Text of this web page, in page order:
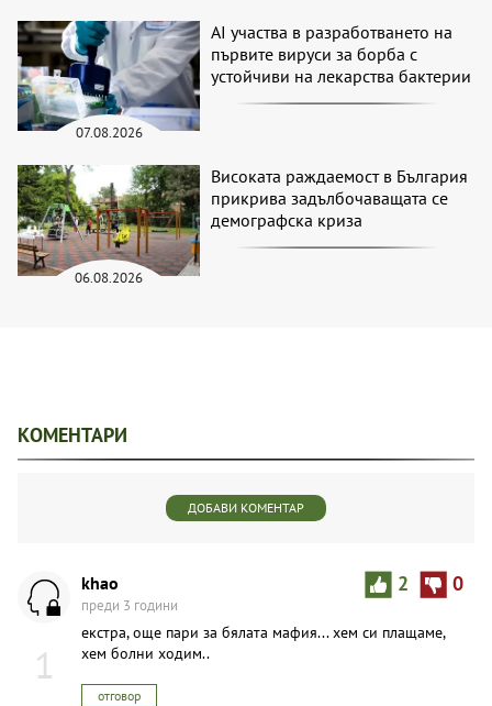
07.08.2026
AI участва в разработването на
първите вируси за борба с
устойчиви на лекарства бактерии
06.08.2026
Високата раждаемост в България
прикрива задълбочаващата се
демографска криза
КОМЕНТАРИ
ДОБАВИ КОМЕНТАР
1
2 0
khao
преди 3 години
екстра, още пари за бялата мафия... хем си плащаме,
хем болни ходим..
отговор